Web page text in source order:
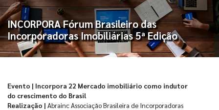
INCORPORA Fórum Brasileiro das
Incorporadoras Imobiliárias 5ª Edição
Evento | Incorpora 22 Mercado imobiliário como indutor
do crescimento do Brasil
Realização | Abrainc Associação Brasileira de Incorporadoras